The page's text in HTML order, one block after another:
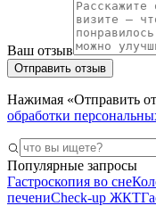
Ваш отзыв
Отправить отзыв
Нажимая «Отправить
обработки
Популярные запросы
Гастроскопия во сне
печениCheck-up ЖКТ